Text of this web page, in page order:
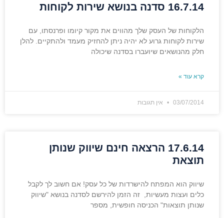
16.7.14 סדנה בנושא שירות לקוחות
הלקוחות של העסק שלך מהווים את מקור קיומו ופרנסתו, עם
שירות לקוחות גרוע לא יהיה ניתן להחזיק מעמד ולהתקיים. להלן
חלק מהנושאים שיועברו בסדנה שיכולה
קרא עוד »
03/07/2014 אין תגובות
17.6.14 הרצאה חינם שיווק שנותן
תוצאת
שיווק הוא המפתח להישרדות של כל עסק! אם חשוב לך לקבל
כלים ועצות מעשיות, זה הזמן להירשם לסדנה בנושא "שיווק
שנותן תוצאות" הכניסה חופשית, מספר